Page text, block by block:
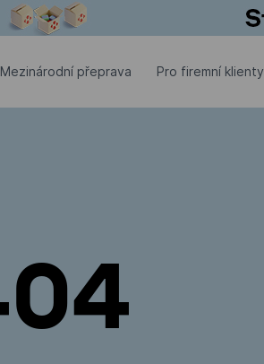
Mezinárodní přeprava Pro firemní klienty